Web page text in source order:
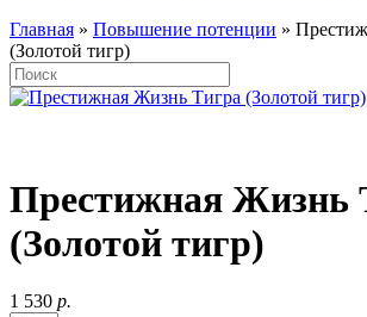
Главная » Повышение потенции »
(Золотой тигр)
Престижная Жизнь
(Золотой тигр)
1 530 р.